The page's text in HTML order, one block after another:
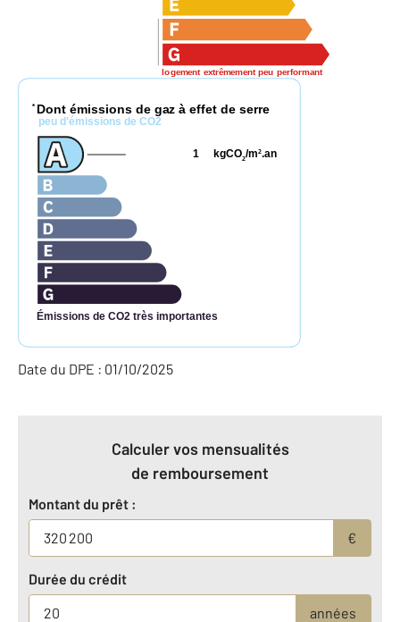
logement extrêmement peu performant
* Dont émissions de gaz à effet de serre
peu d'émissions de CO2
Émissions de CO2 très importantes
kgCO2/m2.an
1
Date du DPE : 01/10/2025
Calculer vos mensualités
de remboursement
Montant du prêt :
€
Durée du crédit
années